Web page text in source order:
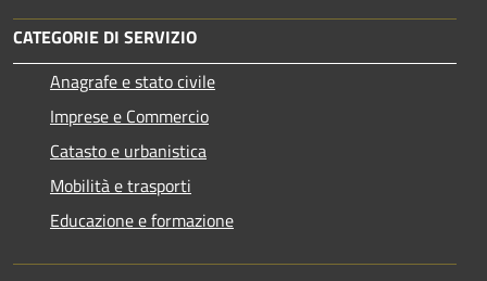
CATEGORIE DI SERVIZIO
Anagrafe e stato civile
Imprese e Commercio
Catasto e urbanistica
Mobilità e trasporti
Educazione e formazione